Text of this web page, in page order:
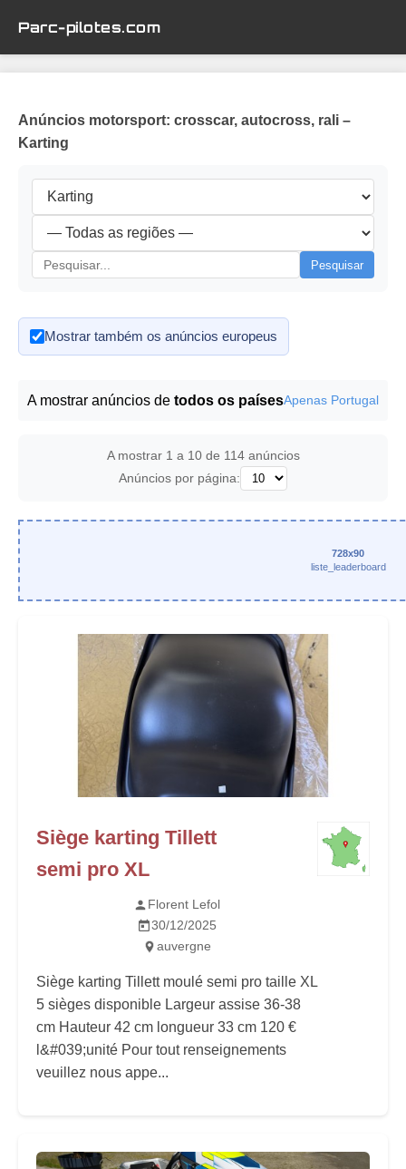
Parc-pilotes.com
Anúncios motorsport: crosscar, autocross, rali –
Karting
Pesquisar
Mostrar também os anúncios europeus
A mostrar anúncios de todos os paísesApenas Portugal
A mostrar 1 a 10 de 114 anúncios
Anúncios por página:
728x90
liste_leaderboard
Siège karting Tillett
semi pro XL
Florent Lefol
30/12/2025
auvergne
Siège karting Tillett moulé semi pro taille XL
5 sièges disponible Largeur assise 36-38
cm Hauteur 42 cm longueur 33 cm 120 €
l&#039;unité Pour tout renseignements
veuillez nous appe...